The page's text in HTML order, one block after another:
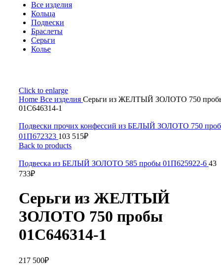
Все изделия
Кольца
Подвески
Браслеты
Серьги
Колье
Click to enlarge
Home Все изделия Серьги из ЖЕЛТЫЙ ЗОЛОТО 750
01С646314-1
Подвески прочих конфессий из БЕЛЫЙ ЗОЛОТО 750
01П672323 103 515₽
Back to products
Подвеска из БЕЛЫЙ ЗОЛОТО 585 пробы 01П625922-6 43
733₽
Серьги из ЖЕЛТЫЙ
ЗОЛОТО 750 пробы
01С646314-1
217 500₽